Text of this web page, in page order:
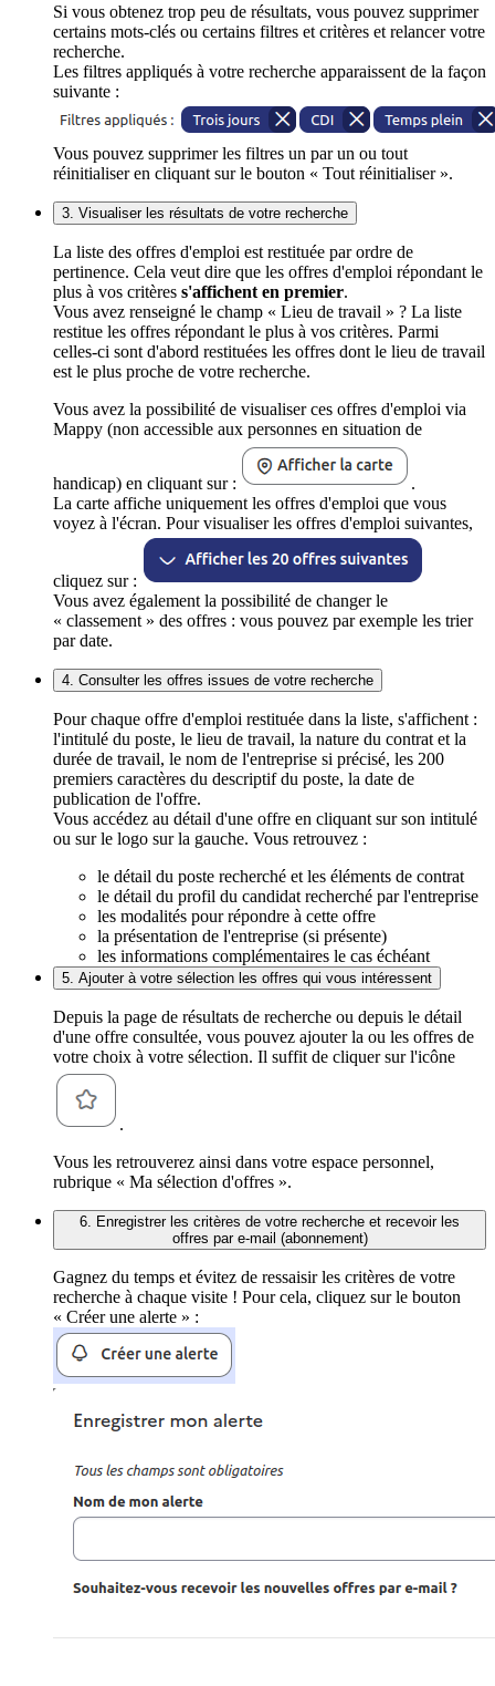
Si vous obtenez trop peu de résultats, vous pouvez supprimer
certains mots-clés ou certains filtres et critères et relancer votre
recherche.
Les filtres appliqués à votre recherche apparaissent de la façon
suivante :
Vous pouvez supprimer les filtres un par un ou tout
réinitialiser en cliquant sur le bouton « Tout réinitialiser ».
3. Visualiser les résultats de votre recherche
La liste des offres d'emploi est restituée par ordre de
pertinence. Cela veut dire que les offres d'emploi répondant le
plus à vos critères s'affichent en premier.
Vous avez renseigné le champ « Lieu de travail » ? La liste
restitue les offres répondant le plus à vos critères. Parmi
celles-ci sont d'abord restituées les offres dont le lieu de travail
est le plus proche de votre recherche.
Vous avez la possibilité de visualiser ces offres d'emploi via
Mappy (non accessible aux personnes en situation de
handicap) en cliquant sur :
.
La carte affiche uniquement les offres d'emploi que vous
voyez à l'écran. Pour visualiser les offres d'emploi suivantes,
cliquez sur :
Vous avez également la possibilité de changer le
« classement » des offres : vous pouvez par exemple les trier
par date.
4. Consulter les offres issues de votre recherche
Pour chaque offre d'emploi restituée dans la liste, s'affichent :
l'intitulé du poste, le lieu de travail, la nature du contrat et la
durée de travail, le nom de l'entreprise si précisé, les 200
premiers caractères du descriptif du poste, la date de
publication de l'offre.
Vous accédez au détail d'une offre en cliquant sur son intitulé
ou sur le logo sur la gauche. Vous retrouvez :
le détail du poste recherché et les éléments de contrat
le détail du profil du candidat recherché par l'entreprise
les modalités pour répondre à cette offre
la présentation de l'entreprise (si présente)
les informations complémentaires le cas échéant
5. Ajouter à votre sélection les offres qui vous intéressent
Depuis la page de résultats de recherche ou depuis le détail
d'une offre consultée, vous pouvez ajouter la ou les offres de
votre choix à votre sélection. Il suffit de cliquer sur l'icône
.
Vous les retrouverez ainsi dans votre espace personnel,
rubrique « Ma sélection d'offres ».
6. Enregistrer les critères de votre recherche et recevoir les
offres par e-mail (abonnement)
Gagnez du temps et évitez de ressaisir les critères de votre
recherche à chaque visite ! Pour cela, cliquez sur le bouton
« Créer une alerte » :